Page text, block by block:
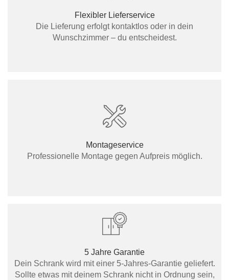
Flexibler Lieferservice
Die Lieferung erfolgt kontaktlos oder in dein
Wunschzimmer – du entscheidest.
Montageservice
Professionelle Montage gegen Aufpreis möglich.
5 Jahre Garantie
Dein Schrank wird mit einer 5-Jahres-Garantie geliefert.
Sollte etwas mit deinem Schrank nicht in Ordnung sein,